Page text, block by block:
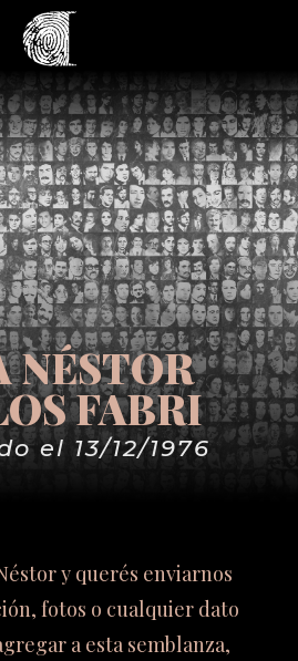
NÉSTOR
FABRI
el 13/12/1976
y querés enviarnos
fotos o cualquier dato
a esta semblanza,